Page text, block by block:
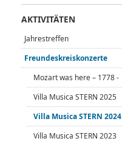
AKTIVITÄTEN
Jahrestreffen
Freundeskreiskonzerte
Mozart was here – 1778 -
Villa Musica STERN 2025
Villa Musica STERN 2024
Villa Musica STERN 2023